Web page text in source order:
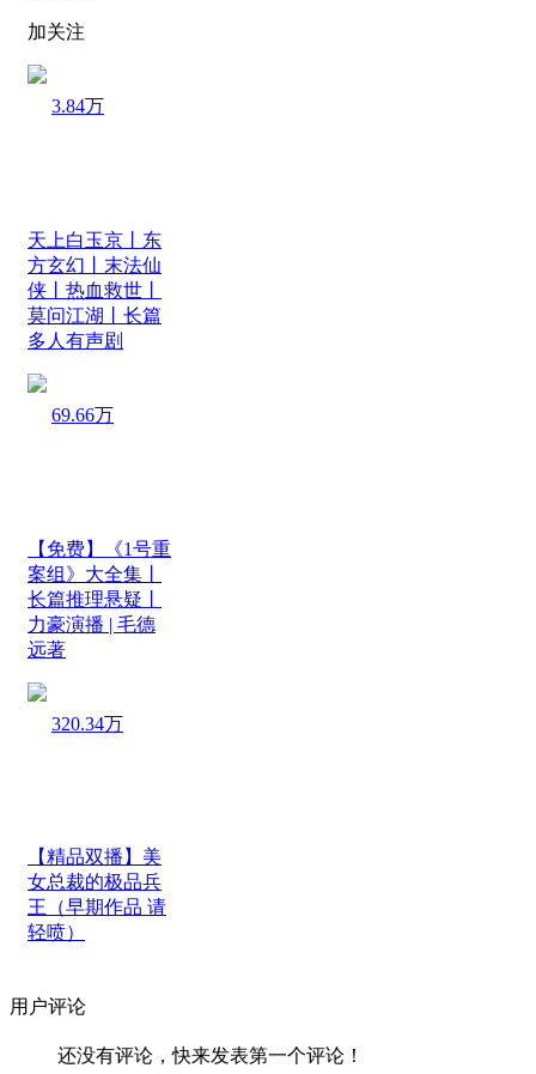
加关注
3.84万
天上白玉京丨东
方玄幻丨末法仙
侠丨热血救世丨
莫问江湖丨长篇
多人有声剧
69.66万
【免费】《1号重
案组》大全集丨
长篇推理悬疑丨
力豪演播 | 毛德
远著
320.34万
【精品双播】美
女总裁的极品兵
王（早期作品 请
轻喷）
用户评论
还没有评论，快来发表第一个评论！